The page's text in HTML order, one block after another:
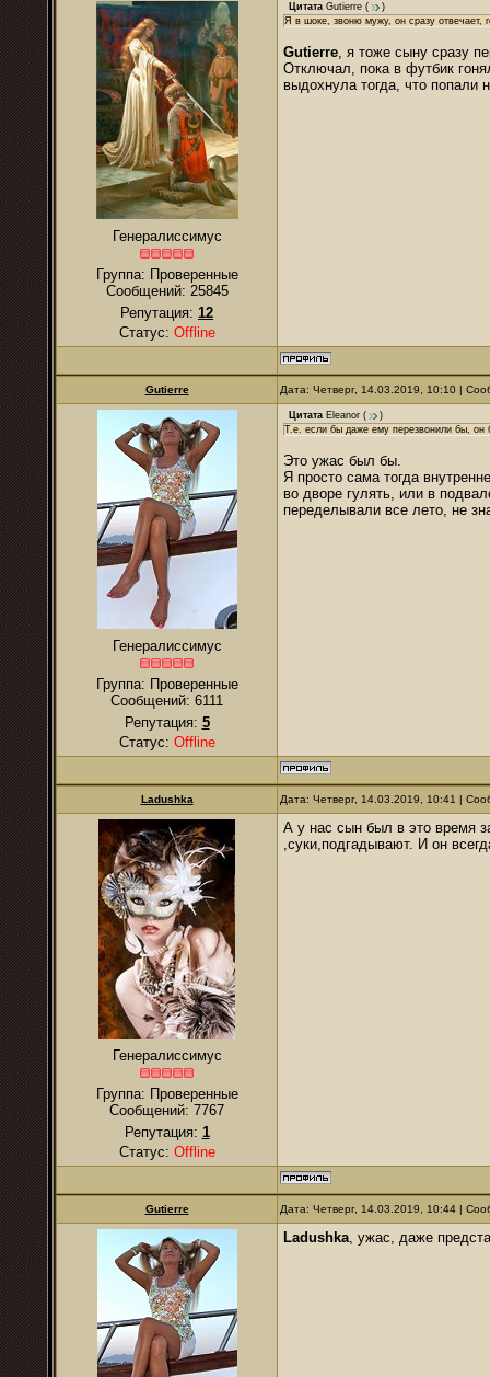
Генералиссимус
Группа: Проверенные
Сообщений: 25845
Репутация: 12
Статус: Offline
Цитата Gutierre (
)
Я в шоке, звоню мужу, он сразу отвечает,
Gutierre, я тоже сыну сразу
Отключал, пока в футбик
выдохнула тогда, что попали
Gutierre Дата: Четверг, 14.03.2019, 10:10 |
Генералиссимус
Группа: Проверенные
Сообщений: 6111
Репутация: 5
Статус: Offline
Цитата Eleanor (
)
Т.е. если бы даже ему перезвонили бы, он
Это ужас был бы.
Я просто сама тогда
во дворе гулять, или в
переделывали все лето, не
Ladushka Дата: Четверг, 14.03.2019, 10:41 |
Генералиссимус
Группа: Проверенные
Сообщений: 7767
Репутация: 1
Статус: Offline
А у нас сын был в это время
,суки,подгадывают. И он
Gutierre Дата: Четверг, 14.03.2019, 10:44 |
Ladushka, ужас, даже